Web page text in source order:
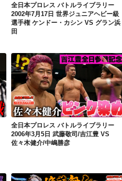
全日本プロレス バトルライブラリー
2002年7月17日 世界ジュニアヘビー級
選手権 ケンドー・カシン VS グラン浜
田
全日本プロレス バトルライブラリー 2006年3月5日 武藤敬司/吉江豊 VS 佐々木健介/中嶋勝彦
全日本プロレス バトルライブラリー
2006年3月5日 武藤敬司/吉江豊 VS
佐々木健介/中嶋勝彦